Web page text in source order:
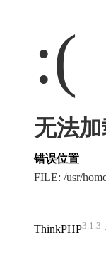
:(
无法
错误位置
FILE: /usr/
ThinkPHP3.1.3